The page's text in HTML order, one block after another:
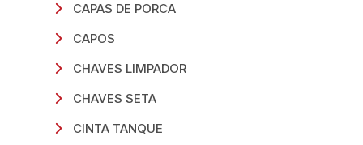
CAPAS DE PORCA
CAPOS
CHAVES LIMPADOR
CHAVES SETA
CINTA TANQUE